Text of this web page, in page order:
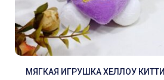
МЯГКАЯ ИГРУШКА ХЕЛЛОУ КИТТИ